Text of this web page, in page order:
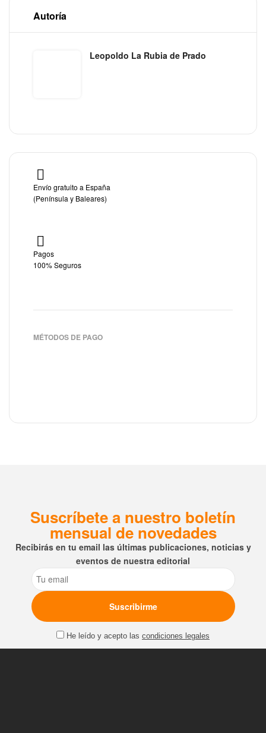
Autoría
Leopoldo La Rubia de Prado
Envío gratuito a España
(Península y Baleares)
Pagos
100% Seguros
MÉTODOS DE PAGO
Suscríbete a nuestro boletín
mensual de novedades
Recibirás en tu email las últimas publicaciones, noticias y
eventos de nuestra editorial
Email
He leído y acepto las condiciones legales